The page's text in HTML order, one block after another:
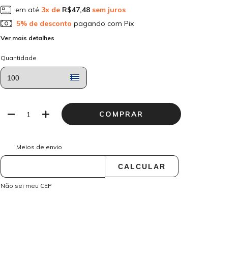
em até 3x de R$47,48sem juros
5% de desconto pagando com Pix
Ver mais detalhes
Quantidade
Entregas para o CEP:
Meios de envio
CALCULAR
Não sei meu CEP